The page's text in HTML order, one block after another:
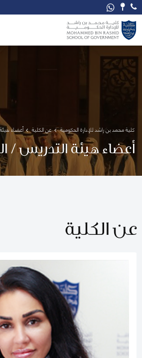
كلية محمد بن راشد للإدارة الحكومية عن الكلية أعضاء
أعضاء هيئة التدريس /
عن الكلية